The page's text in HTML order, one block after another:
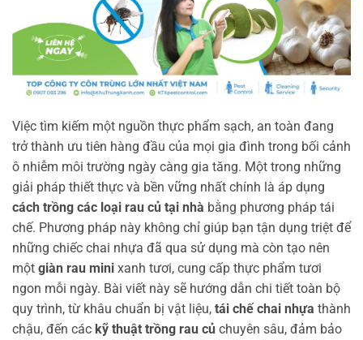
Việc tìm kiếm một nguồn thực phẩm sạch, an toàn đang
trở thành ưu tiên hàng đầu của mọi gia đình trong bối cảnh
ô nhiễm môi trường ngày càng gia tăng. Một trong những
giải pháp thiết thực và bền vững nhất chính là áp dụng
cách trồng các loại rau củ tại nhà bằng phương pháp tái
chế. Phương pháp này không chỉ giúp bạn tận dụng triệt để
những chiếc chai nhựa đã qua sử dụng mà còn tạo nên
một giàn rau mini xanh tươi, cung cấp thực phẩm tươi
ngon mỗi ngày. Bài viết này sẽ hướng dẫn chi tiết toàn bộ
quy trình, từ khâu chuẩn bị vật liệu, tái chế chai nhựa thành
chậu, đến các kỹ thuật trồng rau củ chuyên sâu, đảm bảo